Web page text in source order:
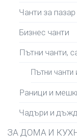
Чанти за пазар
Бизнес чанти
Пътни чанти,
Пътни чанти
Раници и
Чадъри и
ЗА ДОМА И